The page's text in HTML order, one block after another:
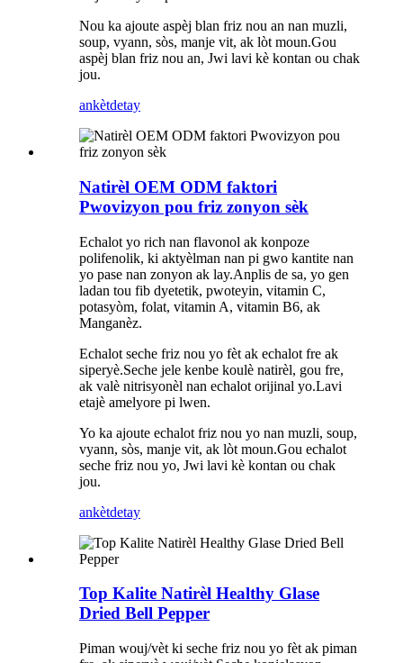
Nou ka ajoute aspèj blan friz nou an nan muzli,
soup, vyann, sòs, manje vit, ak lòt moun.Gou
aspèj blan friz nou an, Jwi lavi kè kontan ou chak
jou.
ankètdetay
Natirèl OEM ODM faktori
Pwovizyon pou friz zonyon sèk
Echalot yo rich nan flavonol ak konpoze
polifenolik, ki aktyèlman nan pi gwo kantite nan
yo pase nan zonyon ak lay.Anplis de sa, yo gen
ladan tou fib dyetetik, pwoteyin, vitamin C,
potasyòm, folat, vitamin A, vitamin B6, ak
Manganèz.
Echalot seche friz nou yo fèt ak echalot fre ak
siperyè.Seche jele kenbe koulè natirèl, gou fre,
ak valè nitrisyonèl nan echalot orijinal yo.Lavi
etajè amelyore pi lwen.
Yo ka ajoute echalot friz nou yo nan muzli, soup,
vyann, sòs, manje vit, ak lòt moun.Gou echalot
seche friz nou yo, Jwi lavi kè kontan ou chak
jou.
ankètdetay
Top Kalite Natirèl Healthy Glase
Dried Bell Pepper
Piman wouj/vèt ki seche friz nou yo fèt ak piman